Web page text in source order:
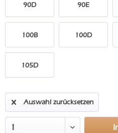
90D 90E
100B 100D
105D
Auswahl zurücksetzen